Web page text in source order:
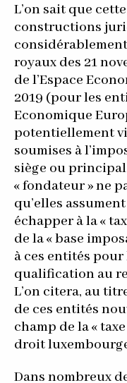
L’on sait que
constructions
royaux des 21
de l’Espace
2019 (pour les
Economique
potentiellement
soumises à
siège ou
« fondateur » ne
qu’elles
échapper à la «
de la « base
à ces entités
qualification au
L’on citera, au
de ces entités
champ de la «
droit
Dans nombreux